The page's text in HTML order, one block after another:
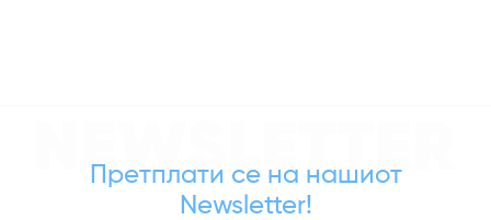
NEWSLETTER
Претплати се на нашиот
Newsletter!